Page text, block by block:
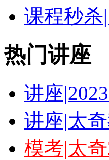
课程秒杀
热门讲座
讲座
讲座|太
模考|太